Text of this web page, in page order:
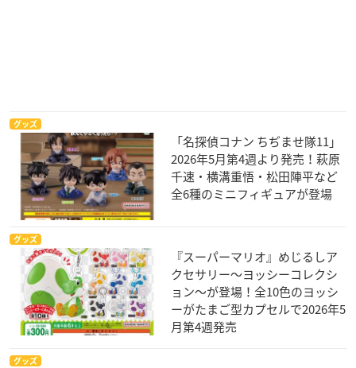
グッズ
「名探偵コナン ちぢませ隊11」
2026年5月第4週より発売！萩原
千速・横溝重悟・松田陣平など
全6種のミニフィギュアが登場
グッズ
『スーパーマリオ』めじるしア
クセサリー～ヨッシーコレクシ
ョン～が登場！全10色のヨッシ
ーがたまご型カプセルで2026年5
月第4週発売
グッズ